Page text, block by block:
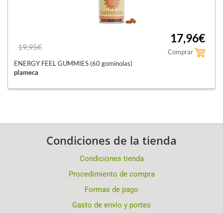
19,95€
17,96€
Comprar
ENERGY FEEL GUMMIES (60 gominolas)
plameca
Condiciones de la tienda
Condiciones tienda
Procedimiento de compra
Formas de pago
Gasto de envío y portes